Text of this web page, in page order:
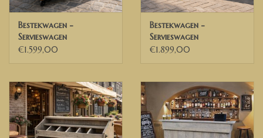
Bestekwagen -
Servieswagen
€1.599,00
Bestekwagen -
Servieswagen
€1.899,00